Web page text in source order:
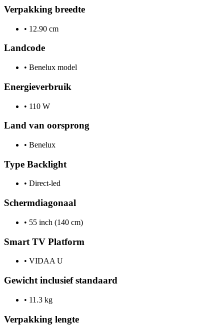
Verpakking breedte
• 12.90 cm
Landcode
• Benelux model
Energieverbruik
• 110 W
Land van oorsprong
• Benelux
Type Backlight
• Direct-led
Schermdiagonaal
• 55 inch (140 cm)
Smart TV Platform
• VIDAA U
Gewicht inclusief standaard
• 11.3 kg
Verpakking lengte